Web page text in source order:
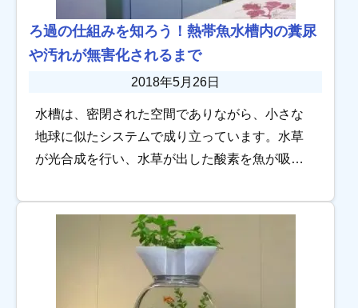
ろ過の仕組みを知ろう！熱帯魚水槽内の糞尿
や汚れが無害化されるまで
2018年5月26日
水槽は、密閉された空間でありながら、小さな
地球に似たシステムで成り立っています。水草
が光合成を行い、水草が出した酸素を魚が吸
し、分解されたものを水草が養分として吸い上
げる……そう […]